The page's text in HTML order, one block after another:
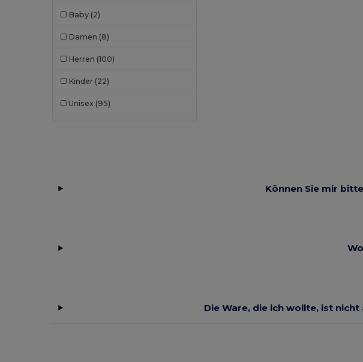
Baby (2)
Damen (8)
Herren (100)
Kinder (22)
Unisex (95)
Können Sie mir
Die Ware, die ich wollte, ist